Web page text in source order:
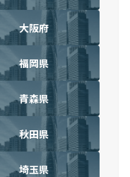
大阪府
福岡県
青森県
秋田県
埼玉県